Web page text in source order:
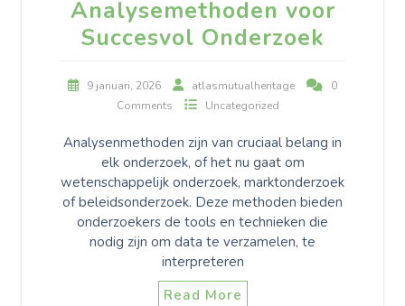
Analysemethoden voor
Succesvol Onderzoek
9 januari, 2026 atlasmutualheritage
0
Comments
Uncategorized
Analysenmethoden zijn van cruciaal belang in
elk onderzoek, of het nu gaat om
wetenschappelijk onderzoek, marktonderzoek
of beleidsonderzoek. Deze methoden bieden
onderzoekers de tools en technieken die
nodig zijn om data te verzamelen, te
interpreteren
Read More